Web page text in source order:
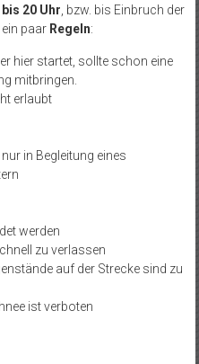
bis 20 Uhr , bzw. bis Einbruch der
paar Regeln:
hier startet, sollte schon eine
mitbringen.
erlaubt
in Begleitung eines
werden
zu verlassen
auf der Strecke sind zu
ist verboten